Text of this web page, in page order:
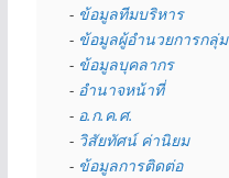
- ข้อมูลทีมบริหาร
- ข้อมูลผู้อำนวยการกลุ่ม
- ข้อมูลบุคลากร
- อำนาจหน้าที่
- อ.ก.ค.ศ.
- วิสัยทัศน์ ค่านิยม
- ข้อมูลการติดต่อ